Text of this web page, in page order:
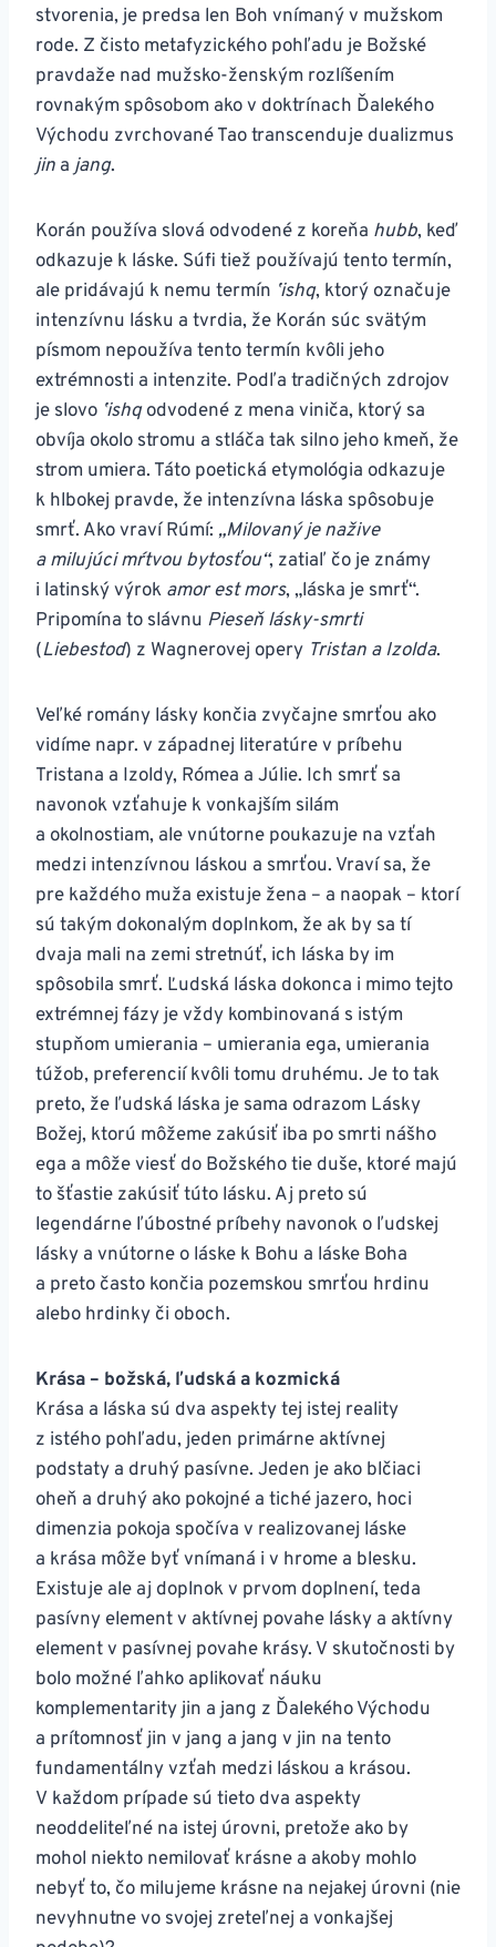
stvorenia, je predsa len Boh vnímaný v mužskom
rode. Z čisto metafyzického pohľadu je Božské
pravdaže nad mužsko-ženským rozlíšením
rovnakým spôsobom ako v doktrínach Ďalekého
Východu zvrchované Tao transcenduje dualizmus
jin a jang.
Korán používa slová odvodené z koreňa hubb, keď
odkazuje k láske. Súfi tiež používajú tento termín,
ale pridávajú k nemu termín ʼishq, ktorý označuje
intenzívnu lásku a tvrdia, že Korán súc svätým
písmom nepoužíva tento termín kvôli jeho
extrémnosti a intenzite. Podľa tradičných zdrojov
je slovo ʼishqodvodené z mena viniča, ktorý sa
obvíja okolo stromu a stláča tak silno jeho kmeň, že
strom umiera. Táto poetická etymológia odkazuje
k hlbokej pravde, že intenzívna láska spôsobuje
smrť. Ako vraví Rúmí: „Milovaný je nažive
a milujúci mŕtvou bytosťou“, zatiaľ čo je známy
i latinský výrok amor est mors, „láska je smrť“.
Pripomína to slávnu Pieseň lásky-smrti
(Liebestod) z Wagnerovej opery Tristan a Izolda.
Veľké romány lásky končia zvyčajne smrťou ako
vidíme napr. v západnej literatúre v príbehu
Tristana a Izoldy, Rómea a Júlie. Ich smrť sa
navonok vzťahuje k vonkajším silám
a okolnostiam, ale vnútorne poukazuje na vzťah
medzi intenzívnou láskou a smrťou. Vraví sa, že
pre každého muža existuje žena – a naopak – ktorí
sú takým dokonalým doplnkom, že ak by sa tí
dvaja mali na zemi stretnúť, ich láska by im
spôsobila smrť. Ľudská láska dokonca i mimo tejto
extrémnej fázy je vždy kombinovaná s istým
stupňom umierania – umierania ega, umierania
túžob, preferencií kvôli tomu druhému. Je to tak
preto, že ľudská láska je sama odrazom Lásky
Božej, ktorú môžeme zakúsiť iba po smrti nášho
ega a môže viesť do Božského tie duše, ktoré majú
to šťastie zakúsiť túto lásku. Aj preto sú
legendárne ľúbostné príbehy navonok o ľudskej
lásky a vnútorne o láske k Bohu a láske Boha
a preto často končia pozemskou smrťou hrdinu
alebo hrdinky či oboch.
Krása – božská, ľudská a kozmická
Krása a láska sú dva aspekty tej istej reality
z istého pohľadu, jeden primárne aktívnej
podstaty a druhý pasívne. Jeden je ako blčiaci
oheň a druhý ako pokojné a tiché jazero, hoci
dimenzia pokoja spočíva v realizovanej láske
a krása môže byť vnímaná i v hrome a blesku.
Existuje ale aj doplnok v prvom doplnení, teda
pasívny element v aktívnej povahe lásky a aktívny
element v pasívnej povahe krásy. V skutočnosti by
bolo možné ľahko aplikovať náuku
komplementarity jin a jang z Ďalekého Východu
a prítomnosť jin v jang a jang v jin na tento
fundamentálny vzťah medzi láskou a krásou.
V každom prípade sú tieto dva aspekty
neoddeliteľné na istej úrovni, pretože ako by
mohol niekto nemilovať krásne a akoby mohlo
nebyť to, čo milujeme krásne na nejakej úrovni (nie
nevyhnutne vo svojej zreteľnej a vonkajšej